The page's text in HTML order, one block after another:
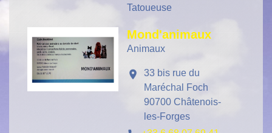
Tatoueuse
Mond'animaux
Animaux
location_on
33 bis rue du
Maréchal Foch
90700 Châtenois-
les-Forges